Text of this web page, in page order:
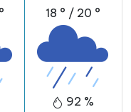
18 ° / 20 °
92 %